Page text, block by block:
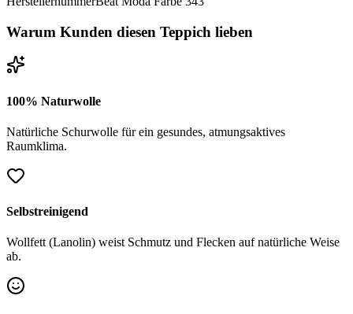
Warum Kunden diesen Teppich lieben
100% Naturwolle
Natürliche Schurwolle für ein gesundes, atmungsaktives
Raumklima.
Selbstreinigend
Wollfett (Lanolin) weist Schmutz und Flecken auf natürliche Weise
ab.